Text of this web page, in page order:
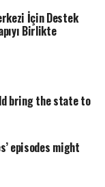
İçin Destek
Birlikte
bring the state to
episodes might